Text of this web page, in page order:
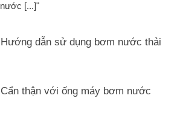
[...]"
Hướng dẫn sử dụng bơm nước thải
Cẩn thận với ống máy bơm nước